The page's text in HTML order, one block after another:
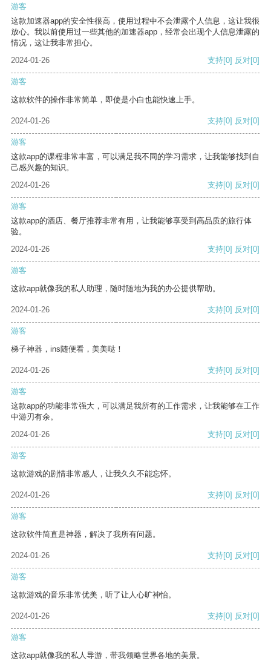
游客
这款加速器app的安全性很高，使用过程中不会泄露个人信息，这让我很
放心。我以前使用过一些其他的加速器app，经常会出现个人信息泄露的
情况，这让我非常担心。
2024-01-26
支持[0] 反对[0]
游客
这款软件的操作非常简单，即使是小白也能快速上手。
2024-01-26 支持[0] 反对[0]
游客
这款app的课程非常丰富，可以满足我不同的学习需求，让我能够找到自
己感兴趣的知识。
2024-01-26
支持[0] 反对[0]
游客
这款app的酒店、餐厅推荐非常有用，让我能够享受到高品质的旅行体
验。
2024-01-26
支持[0] 反对[0]
游客
这款app就像我的私人助理，随时随地为我的办公提供帮助。
2024-01-26 支持[0] 反对[0]
游客
梯子神器，ins随便看，美美哒！
2024-01-26 支持[0] 反对[0]
游客
这款app的功能非常强大，可以满足我所有的工作需求，让我能够在工作
中游刃有余。
2024-01-26
支持[0] 反对[0]
游客
这款游戏的剧情非常感人，让我久久不能忘怀。
2024-01-26 支持[0] 反对[0]
游客
这款软件简直是神器，解决了我所有问题。
2024-01-26 支持[0] 反对[0]
游客
这款游戏的音乐非常优美，听了让人心旷神怡。
2024-01-26 支持[0] 反对[0]
游客
这款app就像我的私人导游，带我领略世界各地的美景。